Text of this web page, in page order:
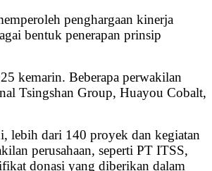
penghargaan kinerja
bentuk penerapan prinsip
kemarin. Beberapa perwakilan
Tsingshan Group, Huayou Cobalt,
lebih dari 140 proyek dan kegiatan
perusahaan, seperti PT ITSS,
donasi yang diberikan dalam